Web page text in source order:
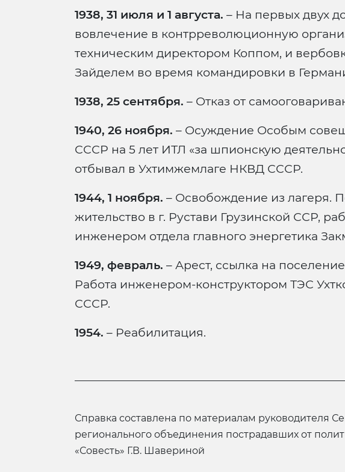
1938, 31 июля и 1 августа. – На первых двух
вовлечение в контрреволюционную
техническим директором Коппом, и
Зайделем во время командировки в
1938, 25 сентября. – Отказ от
1940, 26 ноября. – Осуждение Особым
СССР на 5 лет ИТЛ «за шпионскую
отбывал в Ухтимжемлаге НКВД СССР.
1944, 1 ноября. – Освобождение из лагеря.
жительство в г. Рустави Грузинской ССР,
инженером отдела главного энергетика
1949, февраль. – Арест, ссылка на
Работа инженером-конструктором ТЭС
СССР.
1954. – Реабилитация.
справка составлена по материалам руководителя Северодвинского
регионального объединения пострадавших от
«Совесть» Г.В. Шавериной